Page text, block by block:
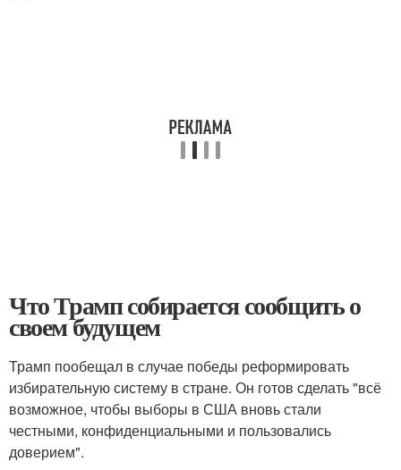
Что Трамп собирается сообщить о
своем будущем
Трамп пообещал в случае победы реформировать
избирательную систему в стране. Он готов сделать "всё
возможное, чтобы выборы в США вновь стали
честными, конфиденциальными и пользовались
доверием".